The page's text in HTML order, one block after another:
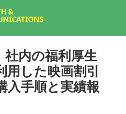
社内の福利厚生
用した映画割引
入手順と実績報